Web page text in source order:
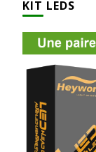
KIT LEDS